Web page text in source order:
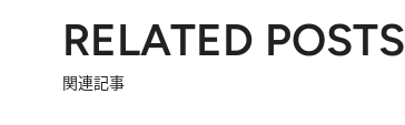
RELATED POSTS
関連記事